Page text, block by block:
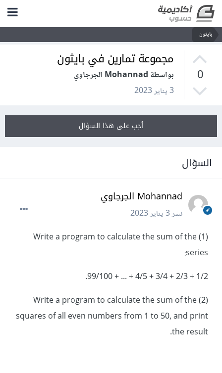
بايثون
0
مجموعة تمارين في بايثون
بواسطة Mohannad الجرجاوي
3 يناير 2023
أجب على هذا السؤال
السؤال
Mohannad الجرجاوي
نشر3 يناير 2023
(1) Write a program to calculate the sum of the
series:
1/2 + 2/3 + 3/4 + 4/5 + ... + 99/100.
(2) Write a program to calculate the sum of the
squares of all even numbers from 1 to 50, and print
the result.